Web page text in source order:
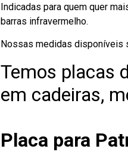
Indicadas para quem quer
barras infravermelho.
Nossas medidas disponíveis
Temos placas
em cadeiras,
Placa para